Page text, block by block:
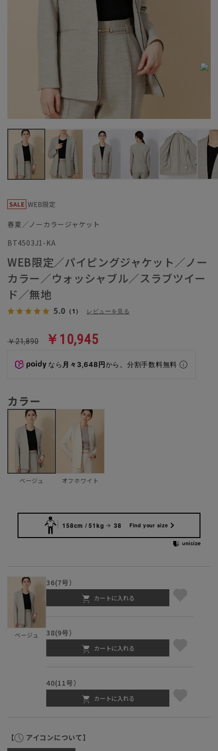
春夏／ノーカラージャケット
BT4503J1-KA
WEB限定／パイピングジャケット／ノー
カラー／ウォッシャブル／スラブツイー
ド／無地
5.0 （1） レビューを見る
￥21,890 ￥10,945
なら 月々3,648円から。分割手数料無料
カラー
ベージュ オフホワイト
158cm / 51kg 38 Find your size
ベージュ
36(7号）
カートに入れる
38(9号）
カートに入れる
40(11号）
カートに入れる
【 アイコンについて】